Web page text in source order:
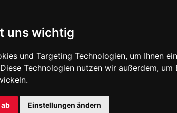
uns wichtig
und Targeting Technologien, um Ihnen
Technologien nutzen wir außerdem,
Einstellungen ändern